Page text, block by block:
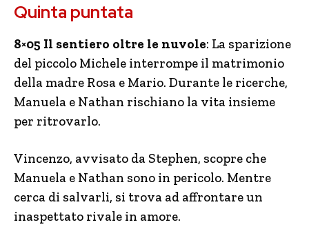
Quinta puntata
8×05 Il sentiero oltre le nuvole: La sparizione
del piccolo Michele interrompe il matrimonio
della madre Rosa e Mario. Durante le ricerche,
Manuela e Nathan rischiano la vita insieme
per ritrovarlo.
Vincenzo, avvisato da Stephen, scopre che
Manuela e Nathan sono in pericolo. Mentre
cerca di salvarli, si trova ad affrontare un
inaspettato rivale in amore.